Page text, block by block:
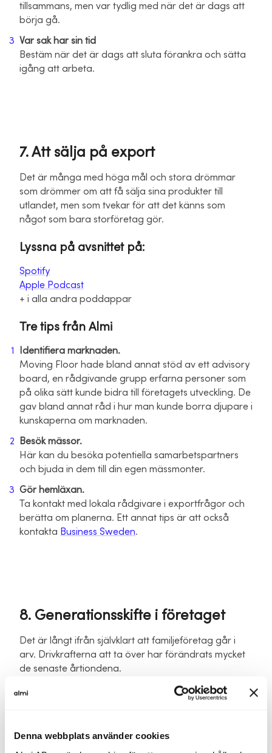
Denna webbplats använder cookies
tillsammans, men var tydlig med när det är dags att
börja gå.
Var sak har sin tid
Bestäm när det är dags att sluta förankra och sätta
igång att arbeta.
7. Att sälja på export
Det är många med höga mål och stora drömmar
som drömmer om att få sälja sina produkter till
utlandet, men som tvekar för att det känns som
något som bara storföretag gör.
Lyssna på avsnittet på:
Spotify
Apple Podcast
+ i alla andra poddappar
Tre tips från Almi
Identifiera marknaden.
Moving Floor hade bland annat stöd av ett advisory
board, en rådgivande grupp erfarna personer som
på olika sätt kunde bidra till företagets utveckling. De
gav bland annat råd i hur man kunde borra djupare i
kunskaperna om marknaden.
Besök mässor.
Här kan du besöka potentiella samarbetspartners
och bjuda in dem till din egen mässmonter.
Gör hemläxan.
Ta kontakt med lokala rådgivare i exportfrågor och
berätta om planerna. Ett annat tips är att också
kontakta Business Sweden.
8. Generationsskifte i företaget
Det är långt ifrån självklart att familjeföretag går i
arv. Drivkrafterna att ta över har förändrats mycket
de senaste årtiondena.
Lyssna på avsnittet på:
Apple Podcast